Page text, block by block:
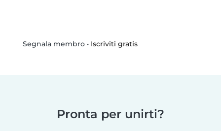
Segnala membro• Iscriviti gratis
Pronta per unirti?